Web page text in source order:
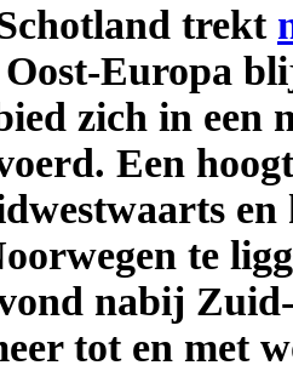
trekt
Europa
zich in
Een
en
te
nabij
tot en met